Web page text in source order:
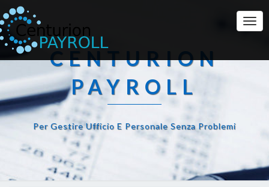
CENTURION
PAYROLL
Per Gestire Ufficio E Personale Senza Problemi